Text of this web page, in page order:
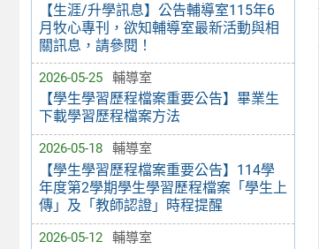
【生涯/升學訊息】公告輔導室115年6
月牧心專刊，欲知輔導室最新活動與相
關訊息，請參閱！
2026-05-25 輔導室
【學生學習歷程檔案重要公告】畢業生
下載學習歷程檔案方法
2026-05-18 輔導室
【學生學習歷程檔案重要公告】114學
年度第2學期學生學習歷程檔案「學生上
傳」及「教師認證」時程提醒
2026-05-12 輔導室